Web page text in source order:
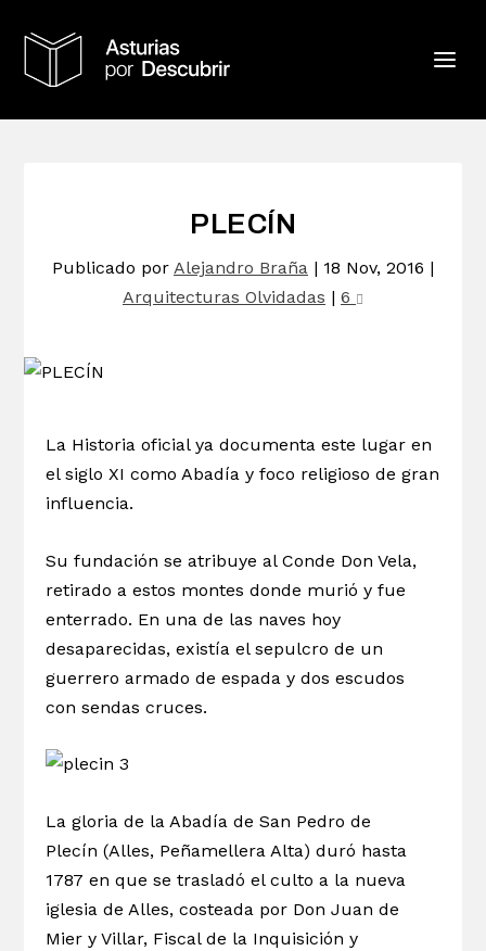
PLECÍN
Publicado por Alejandro Braña | 18 Nov, 2016 |
Arquitecturas Olvidadas | 6
La Historia oficial ya documenta este lugar en
el siglo XI como Abadía y foco religioso de gran
influencia.
Su fundación se atribuye al Conde Don Vela,
retirado a estos montes donde murió y fue
enterrado. En una de las naves hoy
desaparecidas, existía el sepulcro de un
guerrero armado de espada y dos escudos
con sendas cruces.
La gloria de la Abadía de San Pedro de
Plecín (Alles, Peñamellera Alta) duró hasta
1787 en que se trasladó el culto a la nueva
iglesia de Alles, costeada por Don Juan de
Mier y Villar, Fiscal de la Inquisición y